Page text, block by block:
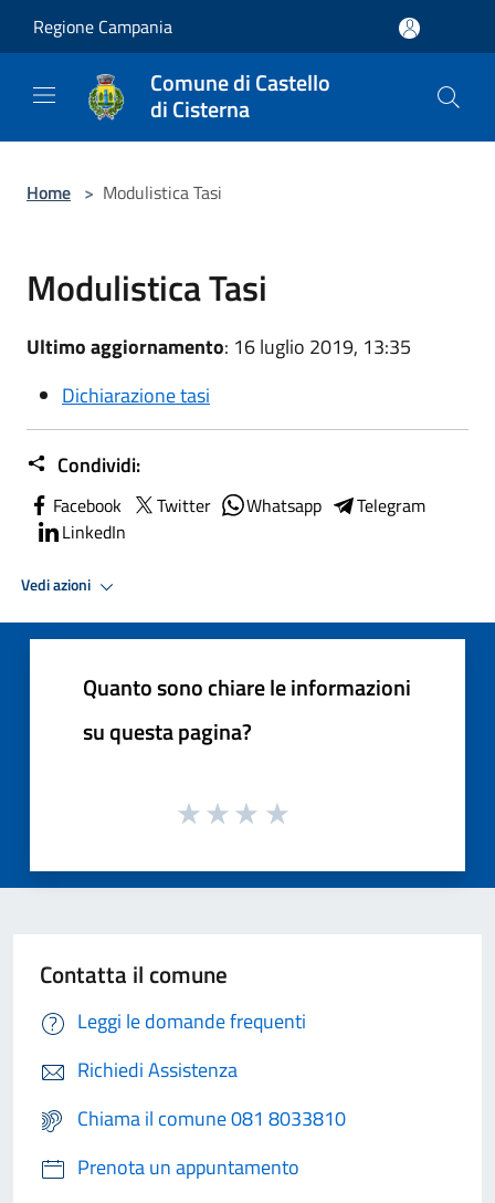
Regione Campania
Comune di Castello
di Cisterna
Home > Modulistica Tasi
Modulistica Tasi
Ultimo aggiornamento: 16 luglio 2019, 13:35
Dichiarazione tasi
Condividi:
Facebook Twitter Whatsapp
Telegram
LinkedIn
Vedi azioni
Quanto sono chiare le informazioni
su questa pagina?
Contatta il comune
Leggi le domande frequenti
Richiedi Assistenza
Chiama il comune 081 8033810
Prenota un appuntamento